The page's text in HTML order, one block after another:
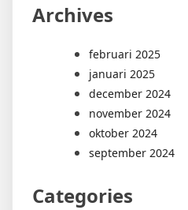
Archives
februari 2025
januari 2025
december 2024
november 2024
oktober 2024
september 2024
Categories